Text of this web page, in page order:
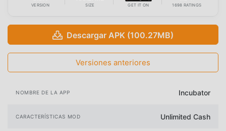
VERSION SIZE GET IT ON 1698 RATINGS
Descargar APK (100.27MB)
Versiones anteriores
NOMBRE DE LA APP Incubator
CARACTERÍSTICAS MOD Unlimited Cash